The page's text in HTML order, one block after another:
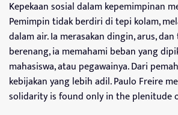
Kepekaan sosial dalam kepemimpinan
Pemimpin tidak berdiri di tepi kolam,
dalam air. Ia merasakan dingin, arus,
berenang, ia memahami beban yang
mahasiswa, atau pegawainya. Dari
kebijakan yang lebih adil. Paulo Freire
solidarity is found only in the plenitude